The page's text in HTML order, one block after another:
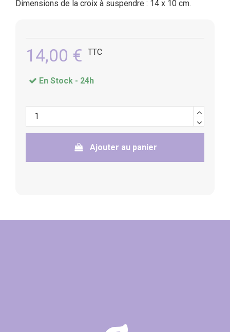
Dimensions de la croix à suspendre : 14 x 10 cm.
14,00 € TTC
En Stock - 24h
Ajouter au panier